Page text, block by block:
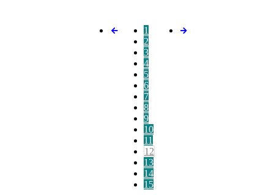
1
2
3
4
5
6
7
8
9
10
11
12
13
14
15